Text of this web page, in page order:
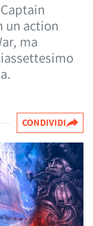
un action
ma
CONDIVIDI